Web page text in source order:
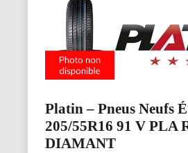
Platin – Pneus Neufs
205/55R16 91 V PLA
DIAMANT